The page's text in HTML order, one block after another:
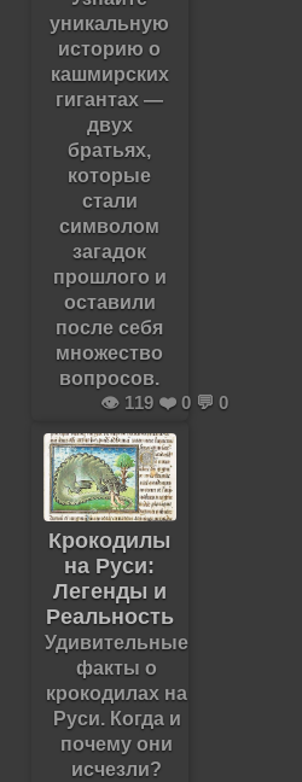
уникальную
историю о
кашмирских
гигантах —
двух
братьях,
которые
стали
символом
загадок
прошлого и
оставили
после себя
множество
вопросов.
👁️ 119 ❤️ 0 💬 0
Крокодилы
на Руси:
Легенды и
Реальность
Удивительные
факты о
крокодилах на
Руси. Когда и
почему они
исчезли?